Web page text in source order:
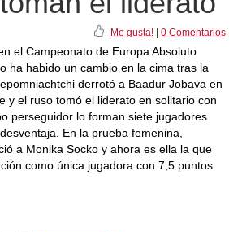
Me gusta! 0 Comentarios
el Campeonato de Europa Absoluto
ha habido un cambio en la cima tras la
derrotó a Baadur Jobava en
y el ruso tomó el liderato en solitario con
perseguidor lo forman siete jugadores
En la prueba femenina,
a Monika Socko y ahora es ella la que
como única jugadora con 7,5 puntos.